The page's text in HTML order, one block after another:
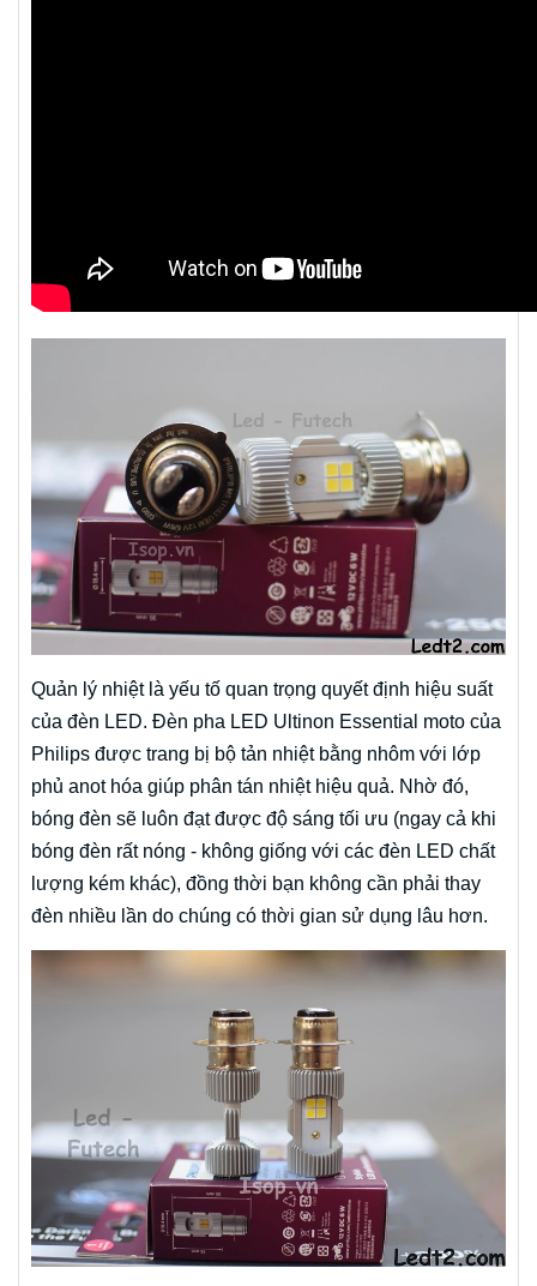
Quản lý nhiệt là yếu tố quan trọng quyết định hiệu suất
của đèn LED. Đèn pha LED Ultinon Essential moto của
Philips được trang bị bộ tản nhiệt bằng nhôm với lớp
phủ anot hóa giúp phân tán nhiệt hiệu quả. Nhờ đó,
bóng đèn sẽ luôn đạt được độ sáng tối ưu (ngay cả khi
bóng đèn rất nóng - không giống với các đèn LED chất
lượng kém khác), đồng thời bạn không cần phải thay
đèn nhiều lần do chúng có thời gian sử dụng lâu hơn.